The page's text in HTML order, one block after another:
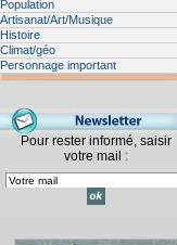
Population
Artisanat/Art/Musique
Histoire
Climat/géo
Personnage important
Pour rester informé, saisir
votre mail :